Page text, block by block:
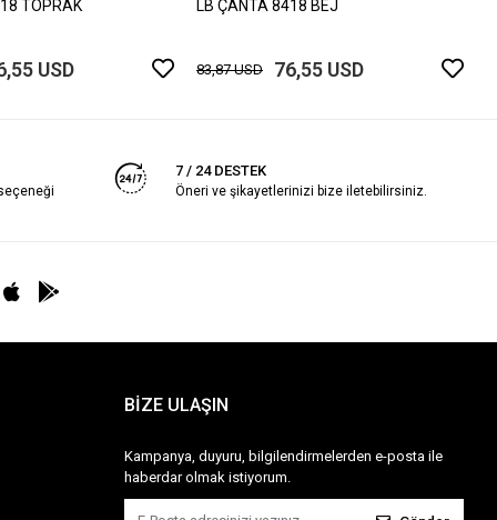
TOPRAK
USD
LB ÇANTA 8418 BEJ
83,87 USD 76,55 USD
7 / 24 DESTEK
Öneri ve şikayetlerinizi bize iletebilirsiniz.
BİZE ULAŞIN
Kampanya, duyuru, bilgilendirmelerden e-posta ile
haberdar olmak istiyorum.